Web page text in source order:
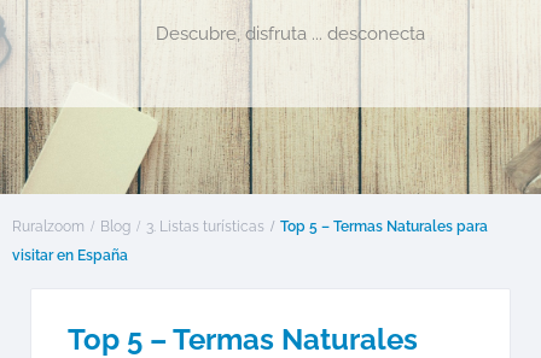
Descubre, disfruta ... desconecta
Ruralzoom Blog 3. Listas turísticas
Top 5 – Termas Naturales para
visitar en España
Top 5 – Termas Naturales